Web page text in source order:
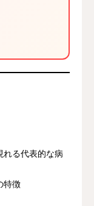
れる代表的な病
特徴